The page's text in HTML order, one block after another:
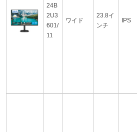
24B
2U3
601/
11
ワイド
23.8イ
ンチ
IPS